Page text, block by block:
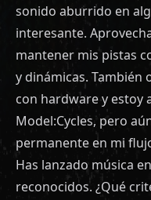
sonido aburrido en
interesante.
mantener mis pistas
y dinámicas. También
con hardware y estoy
Model:Cycles, pero
permanente en mi
Has lanzado música
reconocidos. ¿Qué